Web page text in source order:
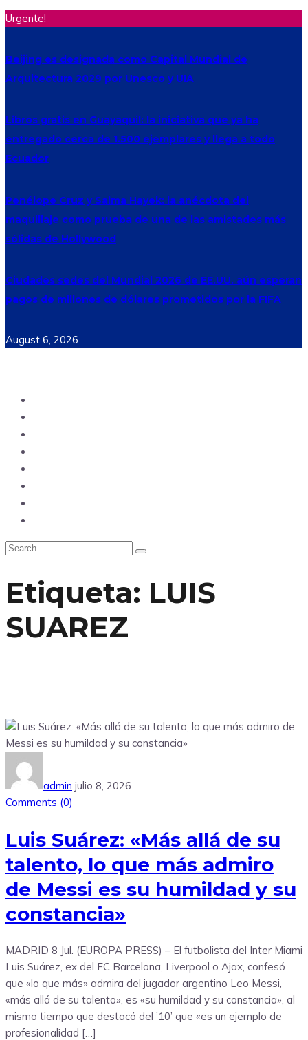
Urgente!
Beijing es designada como Capital Mundial de
Arquitectura 2029 por Unesco y UIA
Libros gratis en Guayaquil: la iniciativa que ya ha
entregado cerca de 1.500 ejemplares y llega a todo
Ecuador
Penélope Cruz y Salma Hayek: la anécdota del
maquillaje como prueba de una de las amistades más
sólidas de Hollywood
Ciudades sedes del Mundial 2026 de EE.UU. aún esperan
pagos de millones de dólares prometidos por la FIFA
August 6, 2026
Etiqueta: LUIS
SUAREZ
admin julio 8, 2026
Comments (0)
Luis Suárez: «Más allá de su
talento, lo que más admiro
de Messi es su humildad y su
constancia»
MADRID 8 Jul. (EUROPA PRESS) – El futbolista del Inter Miami
Luis Suárez, ex del FC Barcelona, Liverpool o Ajax, confesó
que «lo que más» admira del jugador argentino Leo Messi,
«más allá de su talento», es «su humildad y su constancia», al
mismo tiempo que destacó del ’10’ que «es un ejemplo de
profesionalidad […]